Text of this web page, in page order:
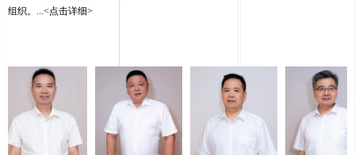
组织。...<点击详细>